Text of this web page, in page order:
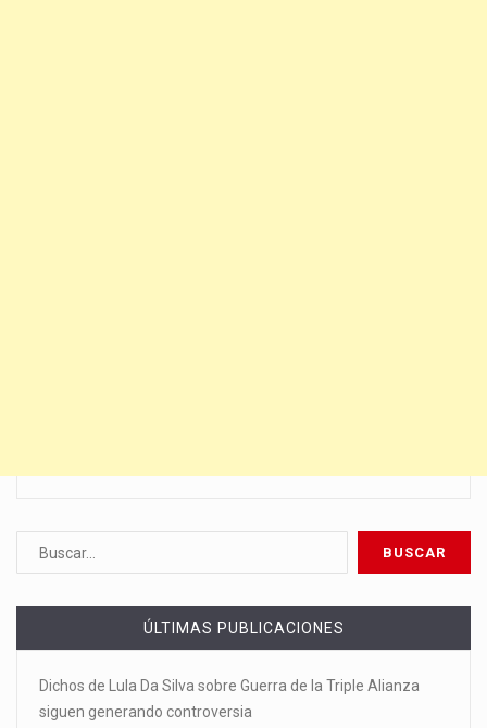
ÚLTIMAS PUBLICACIONES
Dichos de Lula Da Silva sobre Guerra de la Triple Alianza
siguen generando controversia